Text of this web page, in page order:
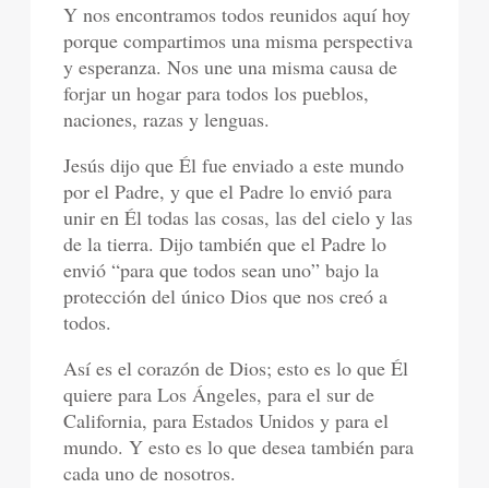
Y nos encontramos todos reunidos aquí hoy
porque compartimos una misma perspectiva
y esperanza. Nos une una misma causa de
forjar un hogar para todos los pueblos,
naciones, razas y lenguas.
Jesús dijo que Él fue enviado a este mundo
por el Padre, y que el Padre lo envió para
unir en Él todas las cosas, las del cielo y las
de la tierra. Dijo también que el Padre lo
envió “para que todos sean uno” bajo la
protección del único Dios que nos creó a
todos.
Así es el corazón de Dios; esto es lo que Él
quiere para Los Ángeles, para el sur de
California, para Estados Unidos y para el
mundo. Y esto es lo que desea también para
cada uno de nosotros.